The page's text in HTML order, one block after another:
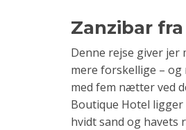
Zanzibar
Denne rejse giver jer
mere forskellige –
med fem nætter ved
Boutique Hotel
hvidt sand og havets